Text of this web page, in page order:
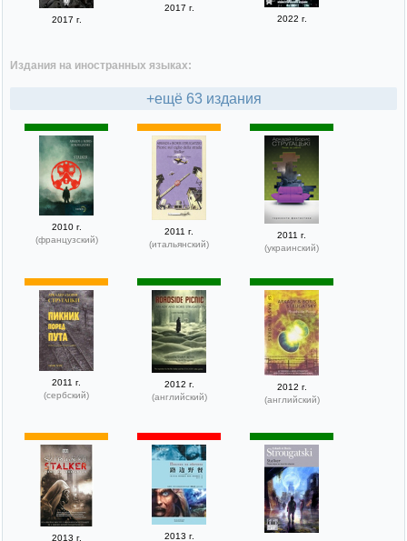
2017 г.
2017 г.
2022 г.
Издания на иностранных языках:
+ещё 63 издания
2010 г.
(французский)
2011 г.
(итальянский)
2011 г.
(украинский)
2011 г.
(сербский)
2012 г.
(английский)
2012 г.
(английский)
2013 г.
2013 г.